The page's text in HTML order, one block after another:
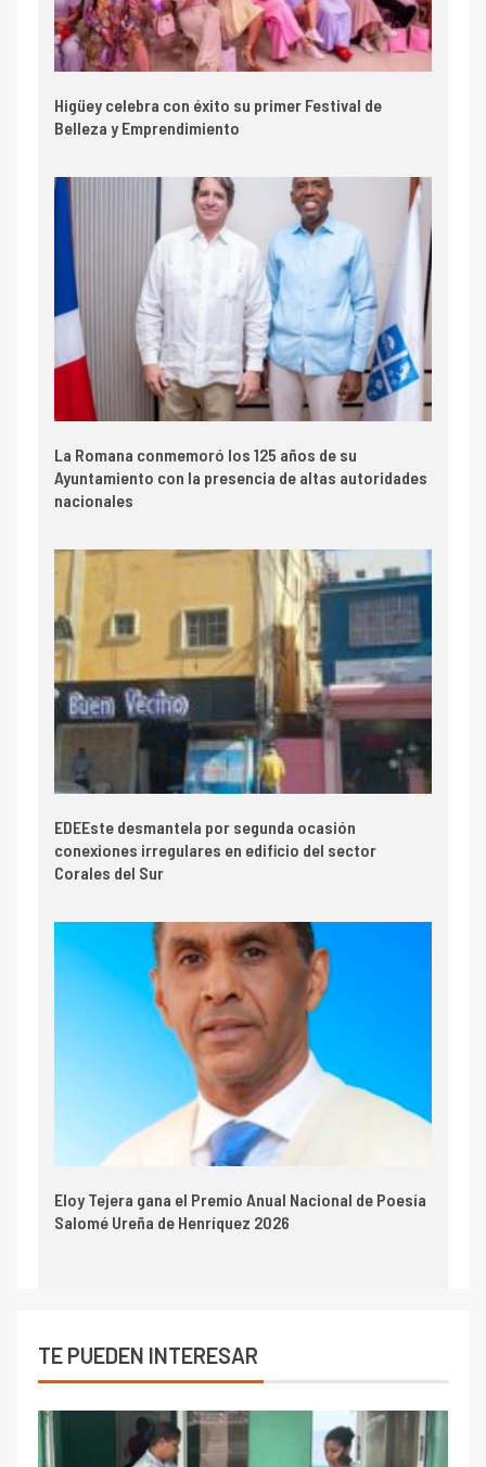
Higüey celebra con éxito su primer Festival de
Belleza y Emprendimiento
La Romana conmemoró los 125 años de su
Ayuntamiento con la presencia de altas autoridades
nacionales
EDEEste desmantela por segunda ocasión
conexiones irregulares en edificio del sector
Corales del Sur
Eloy Tejera gana el Premio Anual Nacional de Poesía
Salomé Ureña de Henríquez 2026
TE PUEDEN INTERESAR